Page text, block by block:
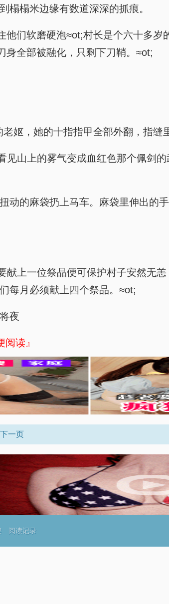
榻榻米边缘有数道深深的抓痕。
们软磨硬泡≈ot;村长是个六十多岁
身全部被融化，只剩下刀鞘。≈ot;
妪，她的十指指甲全部外翻，指缝
山上的雾气变成血红色那个佩剑
的麻袋扔上马车。麻袋里伸出的
上一位祭品便可保护村子安然无
每月必须献上四个祭品。≈ot;
夜
阅读』
下一页
阅读记录